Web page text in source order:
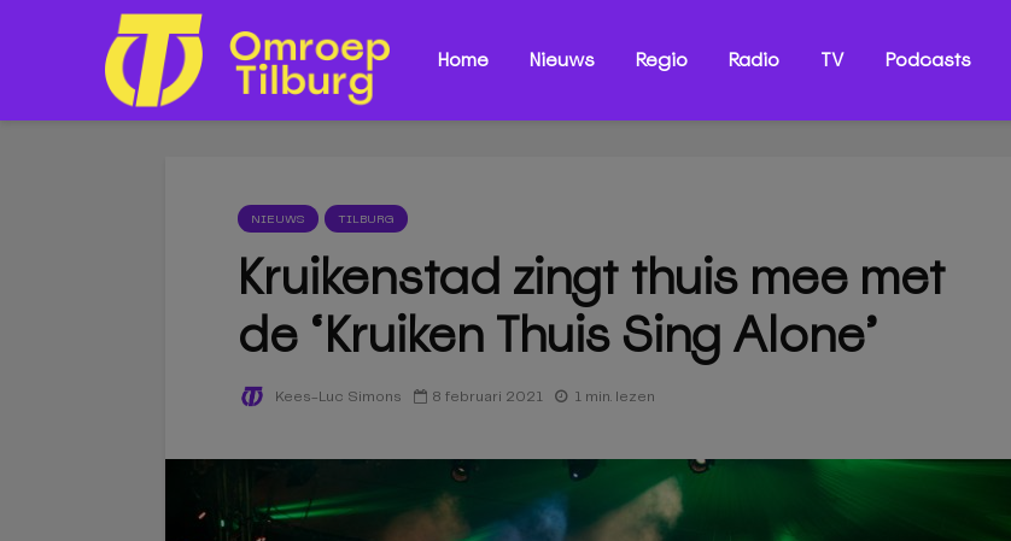
Home Nieuws Regio Radio TV Podcasts
NIEUWS TILBURG
Kruikenstad zingt thuis mee met
de ‘Kruiken Thuis Sing Alone’
Kees-Luc Simons 8 februari 2021 1 min. lezen